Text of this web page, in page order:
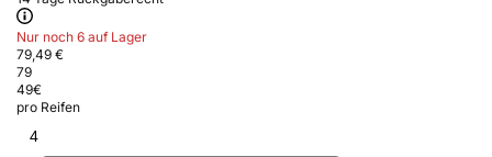
Nur noch 6 auf Lager
79,49 €
79
49€
pro Reifen
4